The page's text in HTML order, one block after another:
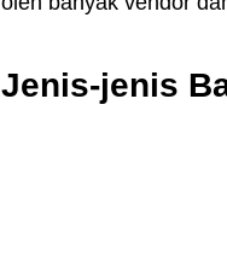
Jenis-jenis